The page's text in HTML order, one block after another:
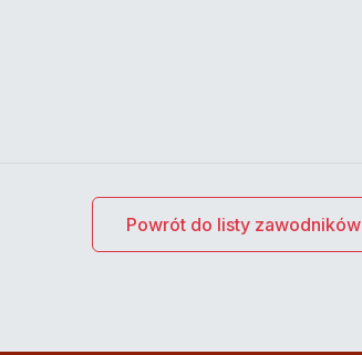
Powrót do listy zawodników